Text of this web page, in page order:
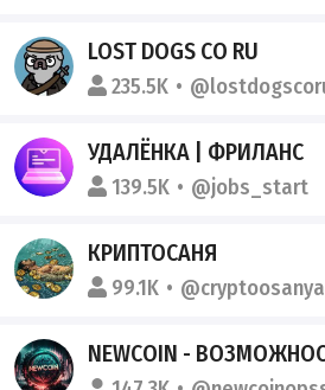
LOST DOGS CO RU
235.5K
УДАЛЁНКА | ФРИЛАНС
139.5K @jobs_start
КРИПТОСАНЯ
99.1K @cryptoosanya
NEWCOIN -